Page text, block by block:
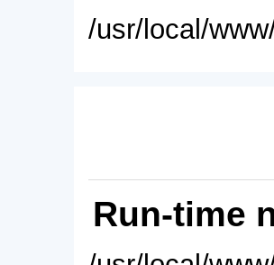
/usr/local/
Run-time